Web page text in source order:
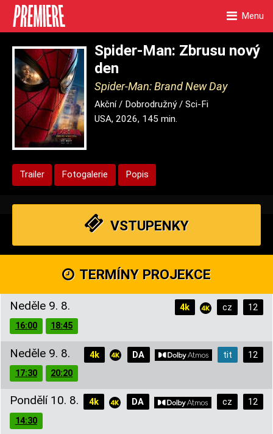
Menu
Spider-Man: Zbrusu nový
den
Spider-Man: Brand New Day
Akční / Dobrodružný / Sci-Fi
USA, 2026, 145 min.
Trailer Fotogalerie Popis
VSTUPENKY
TERMÍNY PROJEKCE
Neděle 9. 8. 12
cz
4k
16:00
18:45
Neděle 9. 8. 12
tit
4k
DA
17:30
20:20
Pondělí 10. 8. 12
cz
4k
DA
14:30